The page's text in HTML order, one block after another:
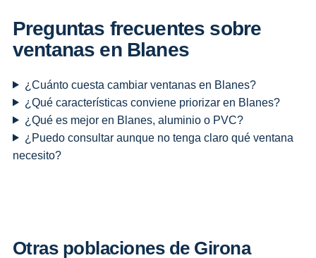
Preguntas frecuentes sobre
ventanas en Blanes
¿Cuánto cuesta cambiar ventanas en Blanes?
¿Qué características conviene priorizar en Blanes?
¿Qué es mejor en Blanes, aluminio o PVC?
¿Puedo consultar aunque no tenga claro qué ventana
necesito?
Otras poblaciones de Girona